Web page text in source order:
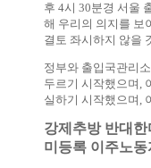
후 4시 30분경 서울
해 우리의 의지를 보
결토 좌시하지 않을
정부와 출입국관리
두르기 시작했으며,
실하기 시작했으며,
강제추방 반대한
미등록 이주노